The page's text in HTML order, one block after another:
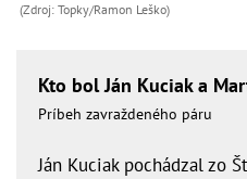
(Zdroj: Topky/Ramon Leško)
Kto bol Ján Kuciak a
Príbeh zavraždeného páru
Ján Kuciak pochádzal zo